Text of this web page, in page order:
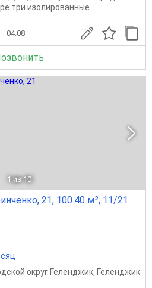
три изолированные...
04.08
1 из 10
21, 100.40 м², 11/21
округ Геленджик, Геленджик